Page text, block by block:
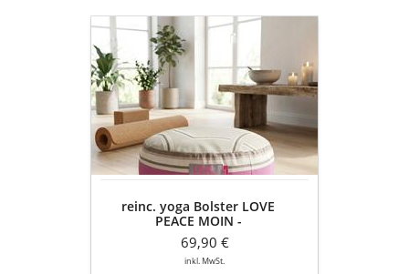
reinc.
yoga
Bolster
LOVE
PEACE
MOIN
-
Meditationskissen
rund
gemustert
reinc. yoga Bolster LOVE
PEACE MOIN -
Meditationskissen rund -
gemustert grau-lila-grün -
32x15cm
69,90 €
inkl. MwSt.